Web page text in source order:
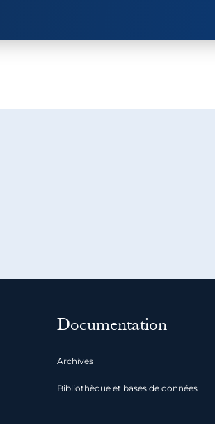
Documentation
Archives
Bibliothèque et bases de données